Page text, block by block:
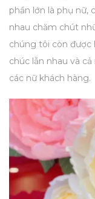
phần lớn là phụ nữ,
nhau chăm chút
chúng tôi còn được
chúc lẫn nhau và
các nữ khách hàng.